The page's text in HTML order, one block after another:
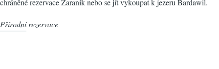
chráněné rezervace Zaranik nebo se jít vykoupat k jezeru Bardawil.
Přírodní rezervace